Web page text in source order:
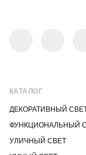
КАТАЛОГ
ДЕКОРАТИВНЫЙ
ФУНКЦИОНАЛЬНЫЙ
УЛИЧНЫЙ СВЕТ